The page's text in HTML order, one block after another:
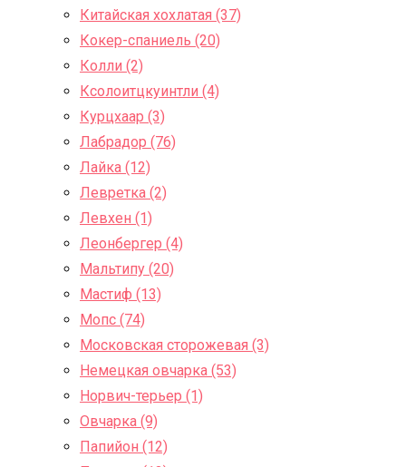
Китайская хохлатая (37)
Кокер-спаниель (20)
Колли (2)
Ксолоитцкуинтли (4)
Курцхаар (3)
Лабрадор (76)
Лайка (12)
Левретка (2)
Левхен (1)
Леонбергер (4)
Мальтипу (20)
Мастиф (13)
Мопс (74)
Московская сторожевая (3)
Немецкая овчарка (53)
Норвич-терьер (1)
Овчарка (9)
Папийон (12)